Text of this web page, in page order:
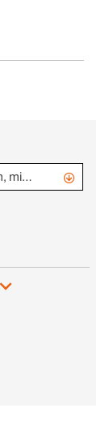
Schraubendreher-Set 2K LS/PH, Premium, mit Schlagkappe, im Karton